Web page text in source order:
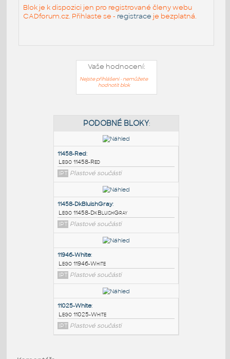
Blok je k dispozici jen pro registrované členy webu
CADforum.cz. Přihlaste se - registrace je bezplatná.
Vaše hodnocení:
Nejste přihlášeni - nemůžete
hodnotit blok
PODOBNÉ BLOKY
Lego 11458-Red
IPT Plastové součásti
11458-DkBluishGray:
Lego 11458-DkBluishGray
IPT
Plastové součásti